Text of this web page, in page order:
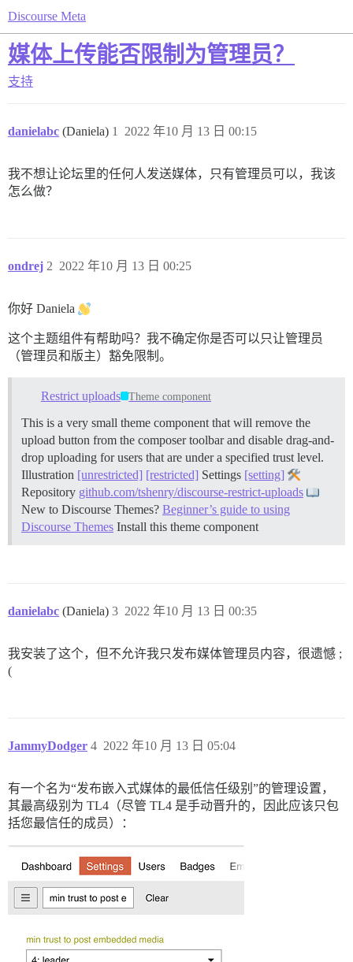
Discourse Meta
媒体上传能否限制为管理员？
支持
danielabc (Daniela) 2022 年10 月 13 日 00:15
1
我不想让论坛里的任何人发送媒体，只有管理员可以，我该
怎么做？
ondrej 2022 年10 月 13 日 00:25
2
你好 Daniela
这个主题组件有帮助吗？我不确定你是否可以只让管理员
（管理员和版主）豁免限制。
Restrict uploads Theme component
This is a very small theme component that will remove the
upload button from the composer toolbar and disable drag-and-
drop uploading for users that are under a specified trust level.
Illustration [unrestricted] [restricted] Settings [setting]
Repository github.com/tshenry/discourse-restrict-uploads
New to Discourse Themes? Beginner’s guide to using
Discourse Themes Install this theme component
danielabc (Daniela) 2022 年10 月 13 日 00:35
3
我安装了这个，但不允许我只发布媒体管理员内容，很遗憾 ;
(
JammyDodger 2022 年10 月 13 日 05:04
4
有一个名为“发布嵌入式媒体的最低信任级别”的管理设置，
其最高级别为 TL4（尽管 TL4 是手动晋升的，因此应该只包
括您最信任的成员）：